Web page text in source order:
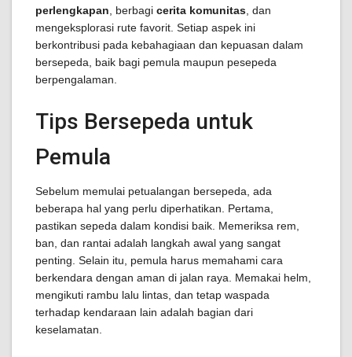
perlengkapan , berbagi cerita komunitas , dan
mengeksplorasi rute favorit. Setiap aspek ini
berkontribusi pada kebahagiaan dan kepuasan dalam
bersepeda, baik bagi pemula maupun pesepeda
berpengalaman.
Tips Bersepeda untuk
Pemula
Sebelum memulai petualangan bersepeda, ada
beberapa hal yang perlu diperhatikan. Pertama,
pastikan sepeda dalam kondisi baik. Memeriksa rem,
ban, dan rantai adalah langkah awal yang sangat
penting. Selain itu, pemula harus memahami cara
berkendara dengan aman di jalan raya. Memakai helm,
mengikuti rambu lalu lintas, dan tetap waspada
terhadap kendaraan lain adalah bagian dari
keselamatan.